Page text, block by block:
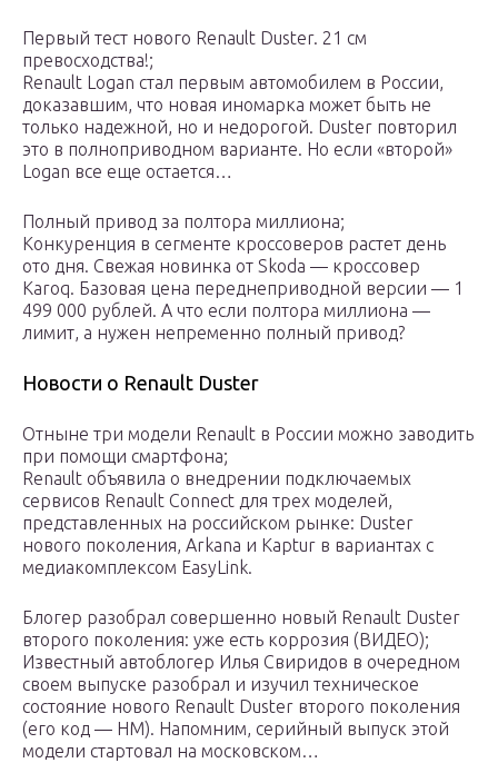
Первый тест нового Renault Duster. 21 см
превосходства!;
Renault Logan стал первым автомобилем в России,
доказавшим, что новая иномарка может быть не
только надежной, но и недорогой. Duster повторил
это в полноприводном варианте. Но если «второй»
Logan все еще остается…
Полный привод за полтора миллиона;
Конкуренция в сегменте кроссоверов растет день
ото дня. Свежая новинка от Skoda — кроссовер
Karoq. Базовая цена переднеприводной версии — 1
499 000 рублей. А что если полтора миллиона —
лимит, а нужен непременно полный привод?
Новости о Renault Duster
Отныне три модели Renault в России можно заводить
при помощи смартфона;
Renault объявила о внедрении подключаемых
сервисов Renault Connect для трех моделей,
представленных на российском рынке: Duster
нового поколения, Arkana и Kaptur в вариантах с
медиакомплексом EasyLink.
Блогер разобрал совершенно новый Renault Duster
второго поколения: уже есть коррозия (ВИДЕО);
Известный автоблогер Илья Свиридов в очередном
своем выпуске разобрал и изучил техническое
состояние нового Renault Duster второго поколения
(его код — HM). Напомним, серийный выпуск этой
модели стартовал на московском…